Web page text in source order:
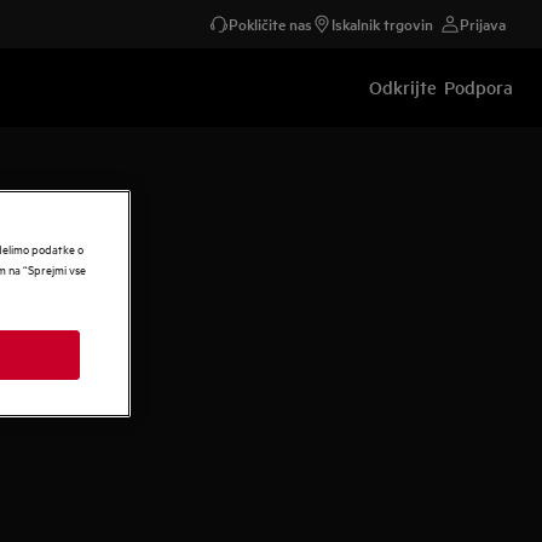
Pokličite nas Iskalnik trgovin Prijava
Odkrijte Podpora
podatke o
na “Sprejmi vse